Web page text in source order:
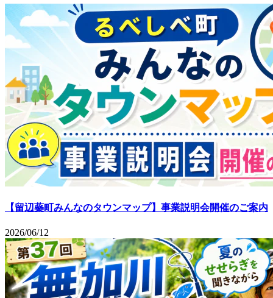
【留辺蘂町みんなのタウンマップ】事業説明会開催のご案内
2026/06/12